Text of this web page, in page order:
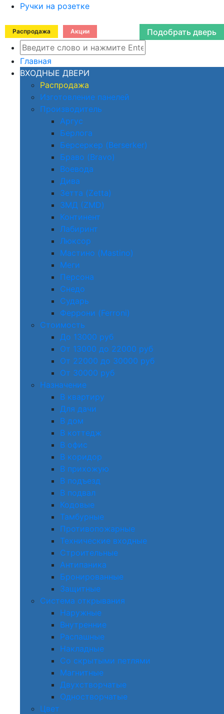
Ручки на розетке
Распродажа Акции Подобрать дверь
Главная
ВХОДНЫЕ ДВЕРИ
Распродажа
Изготовление панелей
Производитель
Аргус
Берлога
Берсеркер (Berserker)
Браво (Bravo)
Воевода
Дива
Зетта (Zetta)
ЗМД (ZMD)
Континент
Лабиринт
Люксор
Мастино (Mastino)
Меги
Персона
Снедо
Сударь
Феррони (Ferroni)
Стоимость
До 13000 руб
От 13000 до 22000 руб
От 22000 до 30000 руб
От 30000 руб
Назначение
В квартиру
Для дачи
В дом
В коттедж
В офис
В коридор
В прихожую
В подъезд
В подвал
Кодовые
Тамбурные
Противопожарные
Технические входные
Строительные
Антипаника
Бронированные
Защитные
Система открывания
Наружные
Внутренние
Распашные
Накладные
Со скрытыми петлями
Магнитные
Двухстворчатые
Одностворчатые
Цвет